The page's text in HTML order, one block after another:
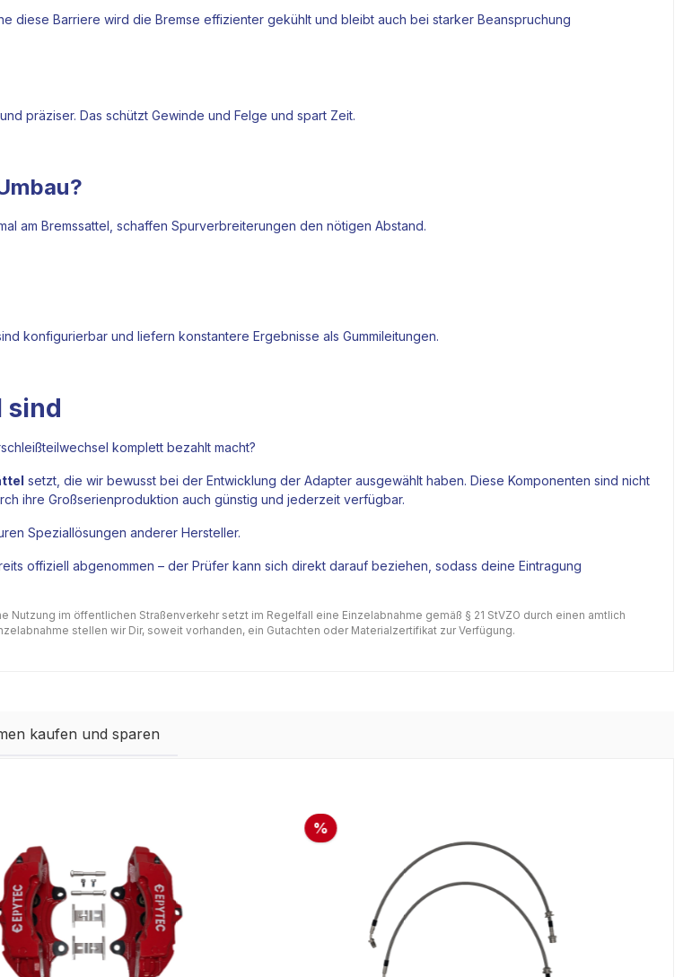
diese Barriere wird die Bremse effizienter gekühlt und bleibt auch bei starker Beanspruchung
präziser. Das schützt Gewinde und Felge und spart Zeit.
am Bremssattel, schaffen Spurverbreiterungen den nötigen Abstand.
konfigurierbar und liefern konstantere Ergebnisse als Gummileitungen.
sind
komplett bezahlt macht?
setzt, die wir bewusst bei der Entwicklung der Adapter ausgewählt haben. Diese Komponenten sind nicht
ihre Großserienproduktion auch günstig und jederzeit verfügbar.
Speziallösungen anderer Hersteller.
offiziell abgenommen – der Prüfer kann sich direkt darauf beziehen, sodass deine Eintragung
im öffentlichen Straßenverkehr setzt im Regelfall eine Einzelabnahme gemäß § 21 StVZO durch einen amtlich
stellen wir Dir, soweit vorhanden, ein Gutachten oder Materialzertifikat zur Verfügung.
kaufen und sparen
%